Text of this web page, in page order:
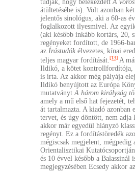
tudják, hogy belekezdett A
átültetésébe is). Volt azonban
jelentős sinológus, aki a 60-as
foglalkozott ilyesmivel. Az
(aki később inkább kortárs, 20,
regényeket fordított, de 1966-
az Írástudók élvezetes, kínai
teljes magyar fordítását. [13] A
Ildikó, a kötet kontrollfordítója,
is írta. Az akkor még pályája
Ildikó benyújtott az Európa
mutatványt A három királyság
amely a mű első hat fejezetét,
át tartalmazta. A kiadó azonban
tervet, és úgy döntött, nem adja
akkor már egyedül hiányzó
regényt. Ez a fordítástöredék
mégiscsak megjelent, mégpedig
Orientalisztikai
és 10 évvel később a Balassinál
megjegyzésében Ecsedy akkor